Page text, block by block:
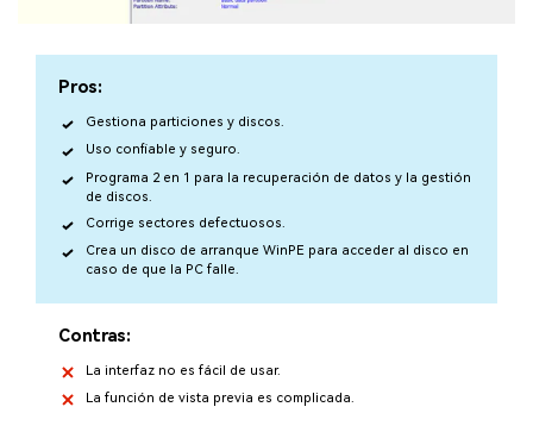
Pros:
Gestiona particiones y discos.
Uso confiable y seguro.
Programa 2 en 1 para la recuperación de datos y la gestión
de discos.
Corrige sectores defectuosos.
Crea un disco de arranque WinPE para acceder al disco en
caso de que la PC falle.
Contras:
La interfaz no es fácil de usar.
La función de vista previa es complicada.